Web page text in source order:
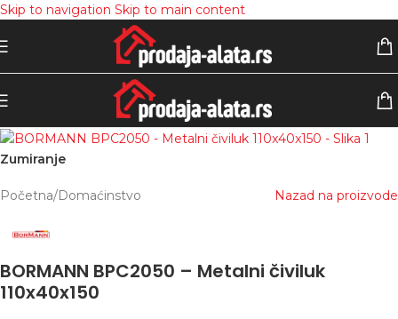
Skip to navigation Skip to main content
Zumiranje
Početna/Domaćinstvo Nazad na proizvode
BORMANN BPC2050 – Metalni čiviluk
110x40x150